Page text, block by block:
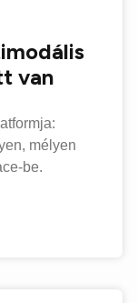
van
mélyen
be.